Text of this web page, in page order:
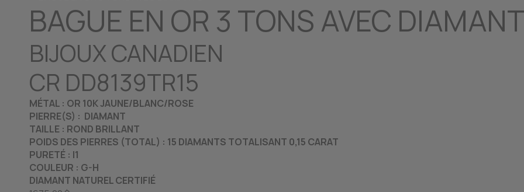
BAGUE EN OR 3 TONS AVEC
BIJOUX CANADIEN
CR DD8139TR15
MÉTAL : OR 10K JAUNE/BLANC/ROSE
PIERRE(S) : DIAMANT
TAILLE : ROND BRILLANT
POIDS DES PIERRES (TOTAL) : 15 DIAMANTS TOTALISANT 0,15 CARAT
PURETÉ : I1
COULEUR : G-H
DIAMANT NATUREL CERTIFIÉ